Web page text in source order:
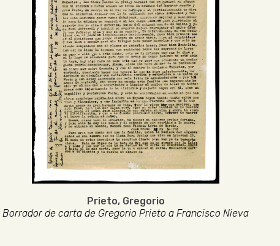
Prieto, Gregorio
Borrador de carta de Gregorio Prieto a Francisco Nieva